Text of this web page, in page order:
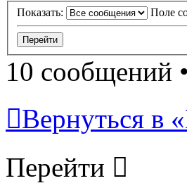
Показать: Поле
10 сообщений
Вернуться в
Перейти